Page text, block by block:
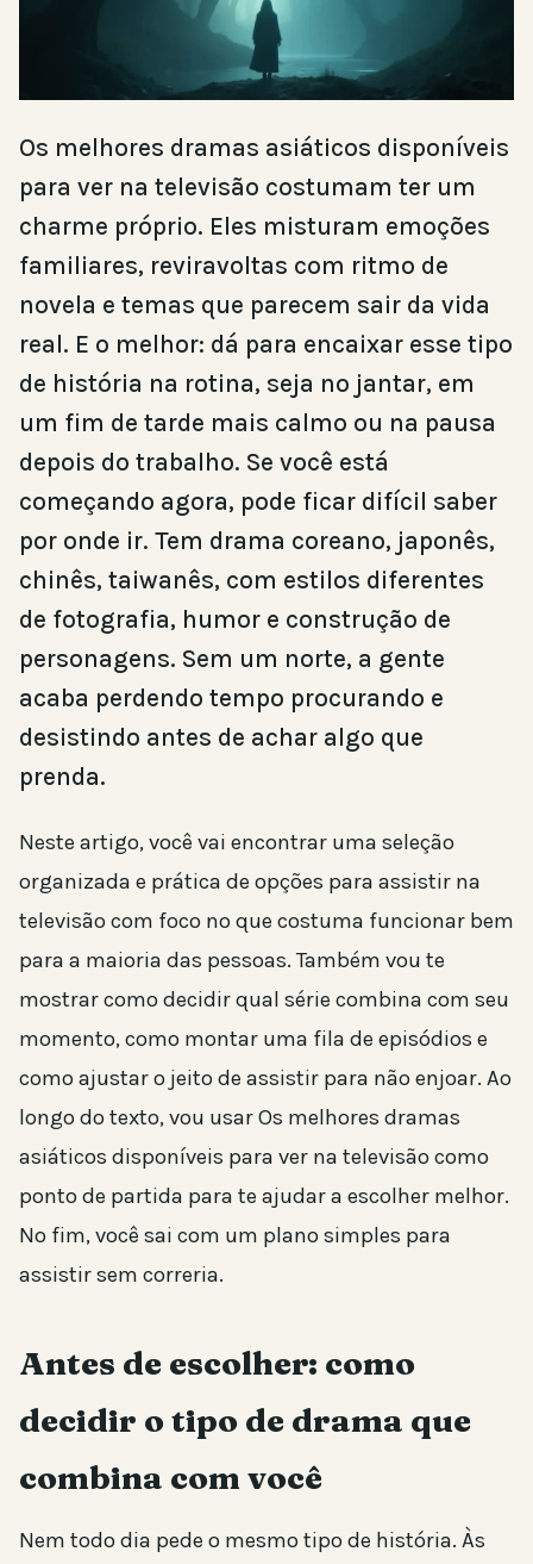
Os melhores dramas asiáticos disponíveis
para ver na televisão costumam ter um
charme próprio. Eles misturam emoções
familiares, reviravoltas com ritmo de
novela e temas que parecem sair da vida
real. E o melhor: dá para encaixar esse tipo
de história na rotina, seja no jantar, em
um fim de tarde mais calmo ou na pausa
depois do trabalho. Se você está
começando agora, pode ficar difícil saber
por onde ir. Tem drama coreano, japonês,
chinês, taiwanês, com estilos diferentes
de fotografia, humor e construção de
personagens. Sem um norte, a gente
acaba perdendo tempo procurando e
desistindo antes de achar algo que
prenda.
Neste artigo, você vai encontrar uma seleção
organizada e prática de opções para assistir na
televisão com foco no que costuma funcionar bem
para a maioria das pessoas. Também vou te
mostrar como decidir qual série combina com seu
momento, como montar uma fila de episódios e
como ajustar o jeito de assistir para não enjoar. Ao
longo do texto, vou usar Os melhores dramas
asiáticos disponíveis para ver na televisão como
ponto de partida para te ajudar a escolher melhor.
No fim, você sai com um plano simples para
assistir sem correria.
Antes de escolher: como
decidir o tipo de drama que
combina com você
Nem todo dia pede o mesmo tipo de história. Às